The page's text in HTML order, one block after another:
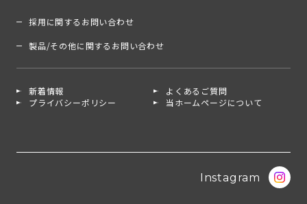
採用に関するお問い合わせ
製品/その他に関するお問い合わせ
新着情報
よくあるご質問
プライバシーポリシー
当ホームページについて
Instagram